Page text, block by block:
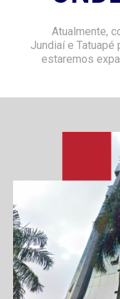
Atualmente,
Jundiaí e Tatuapé
estaremos